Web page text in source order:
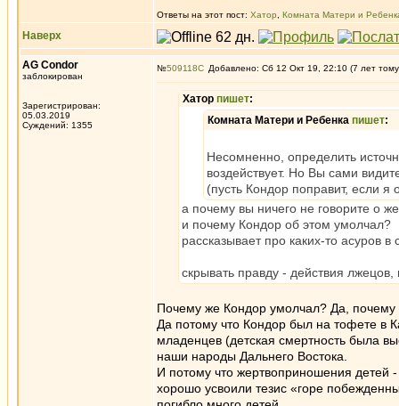
Ответы на этот пост: Хатор Комната Матери и
Наверх
AG Condor
заблокирован
Зарегистрирован:
05.03.2019
Суждений: 1355
№509118 Добавлено: Сб 12 Окт 19, 22:10 (7 лет
Хатор пишет:
Комната Матери и Ребенка пишет:
Несомненно, определить
воздействует. Но Вы сами
(пусть Кондор поправит, если
а почему вы ничего не говорите о
и почему Кондор об этом умолчал?
рассказывает про каких-то асуров
скрывать правду - действия лжецов,
Почему же Кондор умолчал? Да,
Да потому что Кондор был на тофете в
младенцев (детская смертность была
наши народы Дальнего Востока.
И потому что жертвоприношения детей
хорошо усвоили тезис «горе